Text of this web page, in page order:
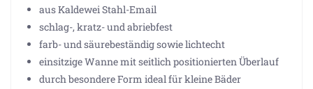
aus Kaldewei Stahl-Email
schlag-, kratz- und abriebfest
farb- und säurebeständig sowie lichtecht
einsitzige Wanne mit seitlich positionierten Überlauf
durch besondere Form ideal für kleine Bäder